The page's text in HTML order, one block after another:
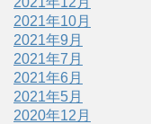
2021年10月
2021年9月
2021年7月
2021年6月
2021年5月
2020年12月